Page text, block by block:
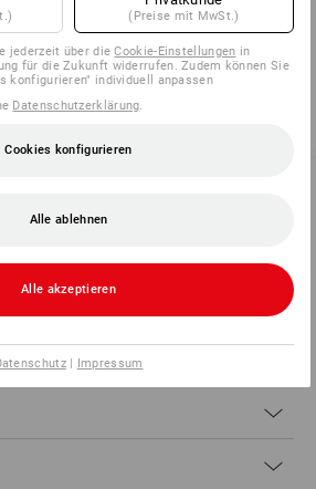
(Preise mit MwSt.)
jederzeit über dieCookie-Einstellungen in
für die Zukunft widerrufen. Zudem können Sie
konfigurieren" individuell anpassen
Datenschutzerklärung
Cookies konfigurieren
Alle ablehnen
Alle akzeptieren
| Impressum